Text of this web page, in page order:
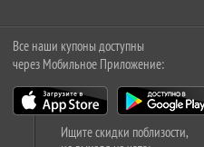
Все наши купоны доступны
через Мобильное Приложение:
Ищите скидки поблизости,